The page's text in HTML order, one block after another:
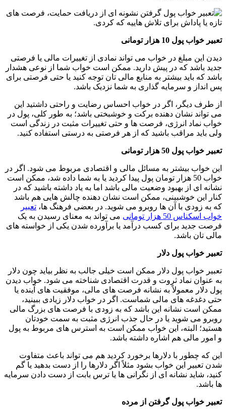
تعبیر خواب پول 10 هزار تومانی
دیدن این مبلغ در خواب می تواند نمادی از تغییرات مالی یا فرصتی
جدید باشد که در پیش دارید. ممکن است خواب شما از نوعی هشدار
باشد که باید بیشتر به منابع مالی تان توجه کنید یا حتی فرصتی برای
پس انداز و سرمایه گذاری به شما نزدیک باشد.
از طرف دیگر، اگر در خواب احساس رضایت و راحتی داشتید این
می تواند نشان ‌دهنده برکت و خوشبختی باشد؛ به طور کلی، پول در
خواب نماد انرژی، فرصت ها و حتی تغییرات مثبت در زندگی است
ولی باید مراقب باشید که از هر فرصتی به درستی استفاده کنید.
تعبیر خواب پول 50 هزار تومانی
این خواب بیشتر به مسائل مالی و اقتصادی مربوط می شود. اگر در
خواب 50 هزار تومان پول پیدا کردید یا به شما داده شد، ممکن است
نشانه ای از بهبود وضعیت مالی باشد اما به یاد داشته باشید که در
کنار این خوشبینی، ممکن است نشان دهنده چالش هایی هم باشد
که به زودی با آن ها روبرو می شوید. در بعضی فرهنگ ها، تعبیر
خواب اسکناس 50 هزار تومانی
می تواند به معنای رسیدن به یک
فرصت جدید برای کسب درآمد یا برآورده شدن یکی از خواسته های
مالی تان باشد.
تعبیر خواب پول دلار
تعبیر خواب پول دلار ممکن است خیلی جالب به نظر بیاید چون دلار
به عنوان نماد ثروت و قدرت اقتصادی شناخته می شود. خواب دیدن
پول دلار معمولاً به نشانه فرصت های مالی، موفقیت های آینده یا
حتی دغدغه های مالی شماست. اگر در خواب دلار زیادی ببینید،
ممکن است نشانه این باشد که به زودی با فرصت های بزرگ مالی
روبرو می شوید یا در حال جذب انرژی مثبت به سمت خودتان
هستید؛ البته، این خواب ممکن است به استرس های مربوط به پول
و امور مالی هم اشاره داشته باشد.
این که چطور با دلارها برخورد کردید هم می تواند باعث متفاوت
شدن تعبیر این خواب بشود مثلاً اگر دلارها را از دست بدهید یا گم
کنید، شاید نشانه ای از نگرانی ها یا ترس بابت از دست دادن سرمایه
ها باشد.
تعبیر خواب پول گرفتن از مرده